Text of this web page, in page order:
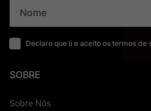
Declaro que li e aceito os termos
SOBRE
Sobre Nós